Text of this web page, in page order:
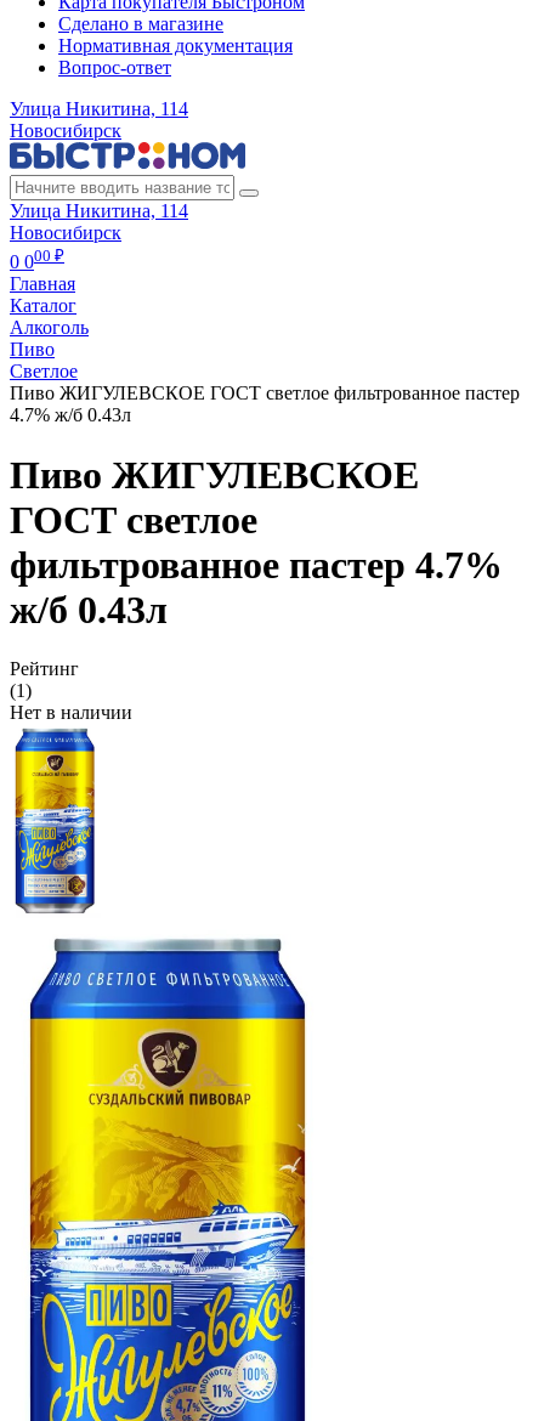
Сделано в магазине
Нормативная документация
Вопрос-ответ
Улица Никитина, 114
Новосибирск
Улица Никитина, 114
Новосибирск
0 000 ₽
Главная
Каталог
Алкоголь
Пиво
Cветлое
Пиво ЖИГУЛЕВСКОЕ ГОСТ светлое фильтрованное пастер
4.7% ж/б 0.43л
Пиво ЖИГУЛЕВСКОЕ
ГОСТ светлое
фильтрованное пастер 4.7%
ж/б 0.43л
Рейтинг
(1)
Нет в наличии